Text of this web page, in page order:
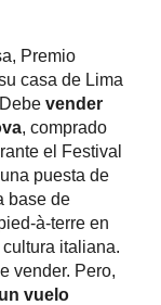
Premio
casa de Lima
vender
, comprado
el Festival
puesta de
base de
à-terre en
italiana.
vender. Pero,
vuelo